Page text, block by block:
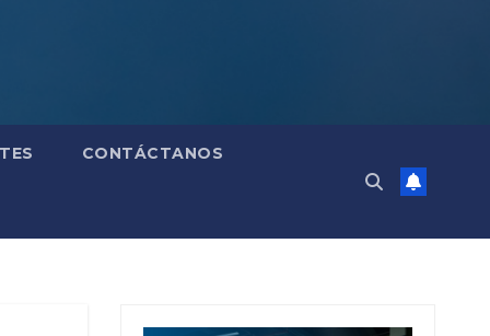
CONTÁCTANOS